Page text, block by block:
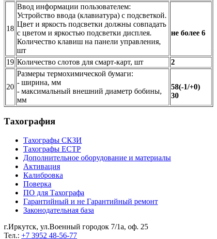
18
Ввод информации пользователем:
Устройство ввода (клавиатура) с подсветкой.
Цвет и яркость подсветки должны совпадать
с цветом и яркостью подсветки дисплея.
Количество клавиш на панели управления,
шт
не более 6
19 Количество слотов для смарт-карт, шт 2
20
Размеры термохимической бумаги:
- ширина, мм
- максимальный внешний диаметр бобины,
мм
58(-1/+0)
30
Тахография
Тахографы СКЗИ
Тахографы ЕСТР
Дополнительное оборудование и материалы
Активация
Калибровка
Поверка
ПО для Тахографа
Гарантийный и не Гарантийный ремонт
Законодательная база
г.Иркутск, ул.Военный городок 7/1а, оф. 25
Тел.: +7 3952 48-56-77